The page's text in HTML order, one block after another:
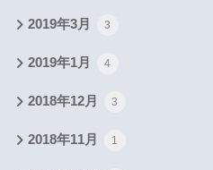
2019年3月 3
2019年1月 4
2018年12月 3
2018年11月 1